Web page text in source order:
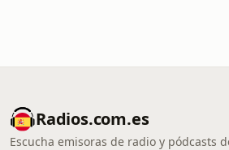
Radios.com.es
Escucha emisoras de radio y pódcasts